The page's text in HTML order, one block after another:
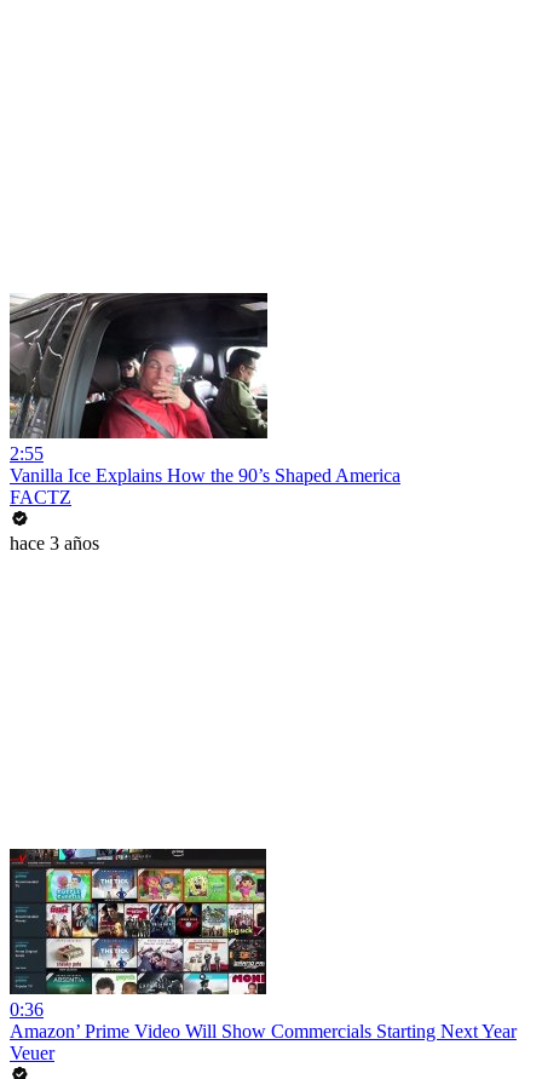
2:55
Vanilla Ice Explains How the 90’s Shaped America
FACTZ
hace 3 años
0:36
Amazon’ Prime Video Will Show Commercials Starting Next Year
Veuer